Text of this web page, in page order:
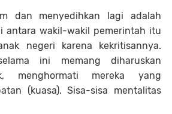
dan menyedihkan lagi adalah
antara wakil-wakil pemerintah itu
negeri karena kekritisannya.
ini memang diharuskan
menghormati mereka yang
(kuasa). Sisa-sisa mentalitas